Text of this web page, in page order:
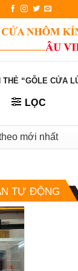
“GỖLE CỬA
LỌC
TỰ ĐỘNG